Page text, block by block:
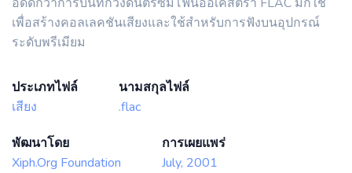
เพื่อสร้างคอลเลคชันเสียงและใช้สำหรับการฟังบนอุปกรณ์
ระดับพรีเมียม
ประเภทไฟล์
เสียง
นามสกุลไฟล์
.flac
พัฒนาโดย
Xiph.Org Foundation
การเผยแพร่
July, 2001